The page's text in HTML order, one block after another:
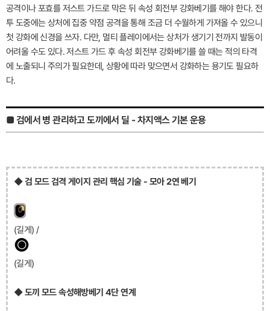
공격이나 포효를 저스트 가드로 막은 뒤 속성 회전부 강화베기를 해야 한다. 전
투 도중에는 상처에 집중 약점 공격을 통해 조금 더 수월하게 가져올 수 있으니
첫 강화에 신경을 쓰자. 다만, 멀티 플레이에서는 상처가 생기기 전까지 발동이
어려울 수도 있다. 저스트 가드 후 속성 회전부 강화베기를 쓸 때는 적의 타격
에 노출되니 주의가 필요한데, 상황에 따라 맞으면서 강화하는 용기도 필요하
다.
■ 검에서 병 관리하고 도끼에서 딜 - 차지액스 기본 운용
◆ 검 모드 검격 게이지 관리 핵심 기술 - 모아 2연 베기
(길게) /
(길게)
◆ 도끼 모드 속성해방베기 4단 연계